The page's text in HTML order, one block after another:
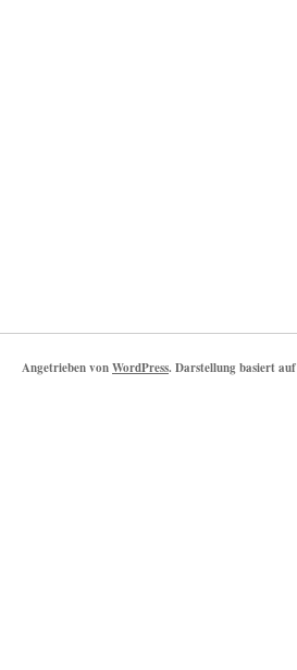
Angetrieben vonWordPress. Darstellung basiert auf